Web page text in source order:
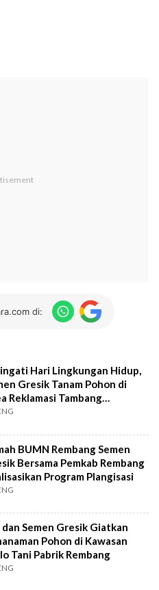
di:
Hari Lingkungan Hidup,
Gresik Tanam Pohon di
Reklamasi Tambang
BUMN Rembang Semen
Bersama Pemkab Rembang
Program Plangisasi
dan Semen Gresik Giatkan
Pohon di Kawasan
Tani Pabrik Rembang